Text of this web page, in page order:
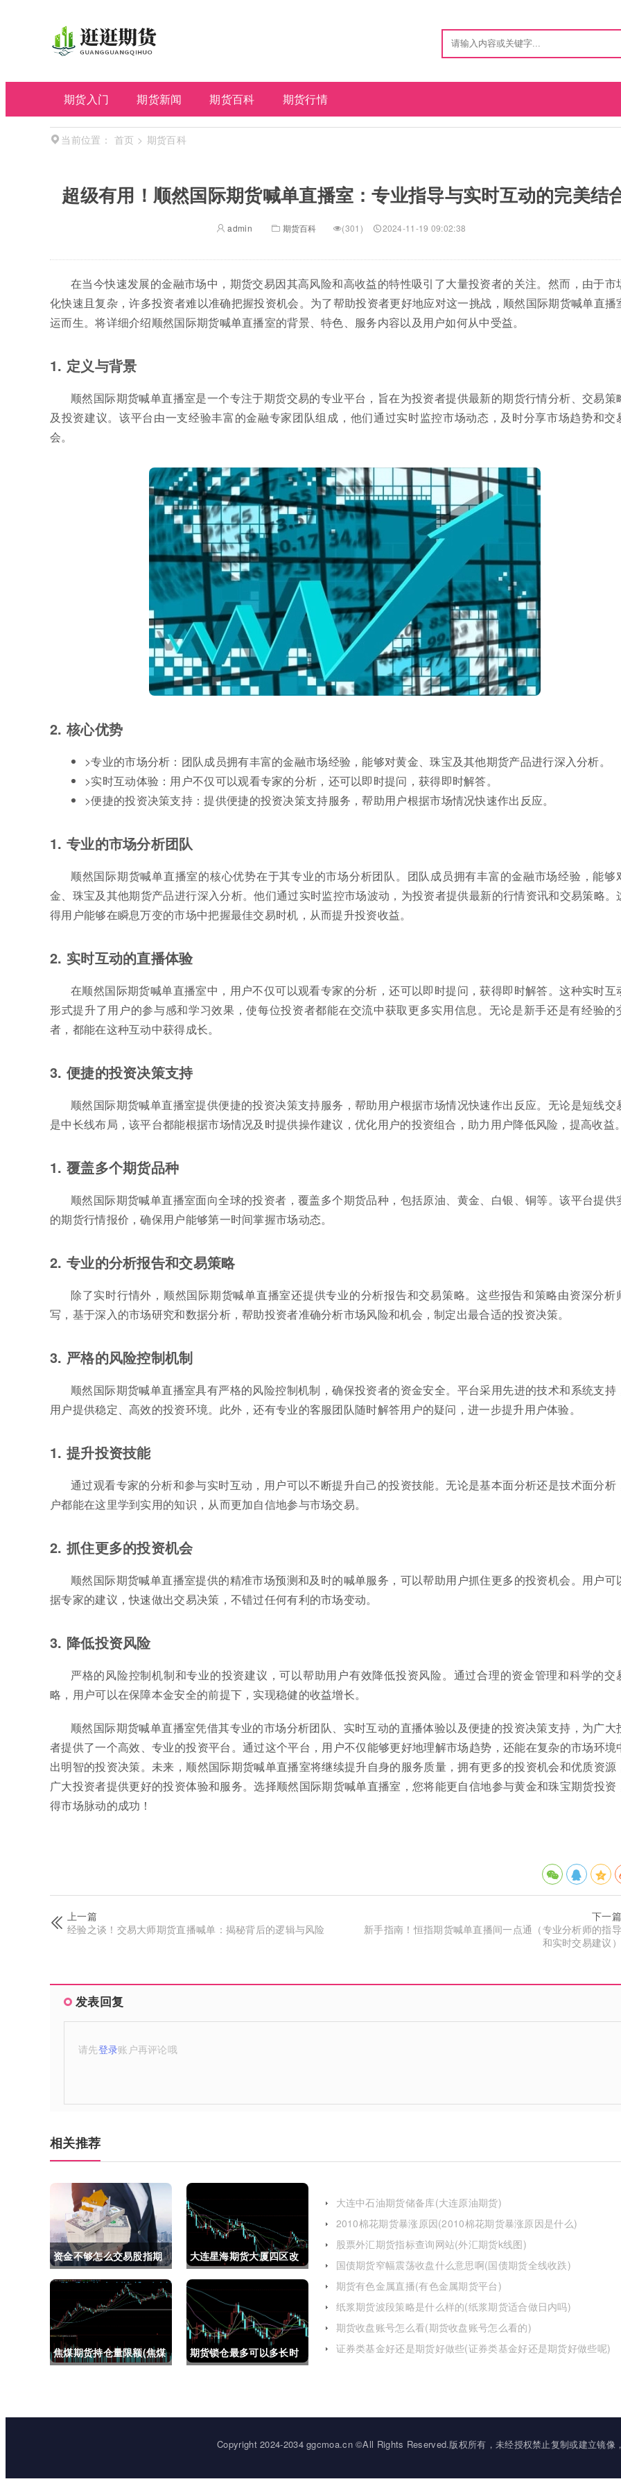
期货入门 期货新闻 期货百科 期货行情
当前位置： 首页 > 期货百科
超级有用！顺然国际期货喊单直播室：专业指导与实时互动的完美结
admin 期货百科 (301) 2024-11-19 09:02:38
在当今快速发展的金融市场中，期货交易因其高风险和高收益的特性吸引了大量投资者的关注。然而，由于市
化快速且复杂，许多投资者难以准确把握投资机会。为了帮助投资者更好地应对这一挑战，顺然国际期货喊单直播
运而生。将详细介绍顺然国际期货喊单直播室的背景、特色、服务内容以及用户如何从中受益。
1. 定义与背景
顺然国际期货喊单直播室是一个专注于期货交易的专业平台，旨在为投资者提供最新的期货行情分析、交易策
及投资建议。该平台由一支经验丰富的金融专家团队组成，他们通过实时监控市场动态，及时分享市场趋势和交
会。
2. 核心优势
>专业的市场分析：团队成员拥有丰富的金融市场经验，能够对黄金、珠宝及其他期货产品进行深入分析。
>实时互动体验：用户不仅可以观看专家的分析，还可以即时提问，获得即时解答。
>便捷的投资决策支持：提供便捷的投资决策支持服务，帮助用户根据市场情况快速作出反应。
1. 专业的市场分析团队
顺然国际期货喊单直播室的核心优势在于其专业的市场分析团队。团队成员拥有丰富的金融市场经验，能够
金、珠宝及其他期货产品进行深入分析。他们通过实时监控市场波动，为投资者提供最新的行情资讯和交易策略。
得用户能够在瞬息万变的市场中把握最佳交易时机，从而提升投资收益。
2. 实时互动的直播体验
在顺然国际期货喊单直播室中，用户不仅可以观看专家的分析，还可以即时提问，获得即时解答。这种实时互
形式提升了用户的参与感和学习效果，使每位投资者都能在交流中获取更多实用信息。无论是新手还是有经验的
者，都能在这种互动中获得成长。
3. 便捷的投资决策支持
顺然国际期货喊单直播室提供便捷的投资决策支持服务，帮助用户根据市场情况快速作出反应。无论是短线交
是中长线布局，该平台都能根据市场情况及时提供操作建议，优化用户的投资组合，助力用户降低风险，提高收益。
1. 覆盖多个期货品种
顺然国际期货喊单直播室面向全球的投资者，覆盖多个期货品种，包括原油、黄金、白银、铜等。该平台提供
的期货行情报价，确保用户能够第一时间掌握市场动态。
2. 专业的分析报告和交易策略
除了实时行情外，顺然国际期货喊单直播室还提供专业的分析报告和交易策略。这些报告和策略由资深分析
写，基于深入的市场研究和数据分析，帮助投资者准确分析市场风险和机会，制定出最合适的投资决策。
3. 严格的风险控制机制
顺然国际期货喊单直播室具有严格的风险控制机制，确保投资者的资金安全。平台采用先进的技术和系统支持
用户提供稳定、高效的投资环境。此外，还有专业的客服团队随时解答用户的疑问，进一步提升用户体验。
1. 提升投资技能
通过观看专家的分析和参与实时互动，用户可以不断提升自己的投资技能。无论是基本面分析还是技术面分析
户都能在这里学到实用的知识，从而更加自信地参与市场交易。
2. 抓住更多的投资机会
顺然国际期货喊单直播室提供的精准市场预测和及时的喊单服务，可以帮助用户抓住更多的投资机会。用户可
据专家的建议，快速做出交易决策，不错过任何有利的市场变动。
3. 降低投资风险
严格的风险控制机制和专业的投资建议，可以帮助用户有效降低投资风险。通过合理的资金管理和科学的交
略，用户可以在保障本金安全的前提下，实现稳健的收益增长。
顺然国际期货喊单直播室凭借其专业的市场分析团队、实时互动的直播体验以及便捷的投资决策支持，为广大
者提供了一个高效、专业的投资平台。通过这个平台，用户不仅能够更好地理解市场趋势，还能在复杂的市场环境
出明智的投资决策。未来，顺然国际期货喊单直播室将继续提升自身的服务质量，拥有更多的投资机会和优质资源
广大投资者提供更好的投资体验和服务。选择顺然国际期货喊单直播室，您将能更自信地参与黄金和珠宝期货投资
得市场脉动的成功！
上一篇
经验之谈！交易大师期货直播喊单：揭秘背后的逻辑与风险
下一篇
新手指南！恒指期货喊单直播间一点通（专业分析师的指导
和实时交易建议）
发表回复
请先登录账户再评论哦
相关推荐
资金不够怎么交易股指期
货(资金不够怎么交易股指
期货呢)
大连星海期货大厦四区改
建(大连星海广场期货大
厦)
焦煤期货持仓量限额(焦煤
期货锁仓最多可以多长时
大连中石油期货储备库(大连原油期货)
2010棉花期货暴涨原因(2010棉花期货暴涨原因是什么)
股票外汇期货指标查询网站(外汇期货k线图)
国债期货窄幅震荡收盘什么意思啊(国债期货全线收跌)
期货有色金属直播(有色金属期货平台)
纸浆期货波段策略是什么样的(纸浆期货适合做日内吗)
期货收盘账号怎么看(期货收盘账号怎么看的)
证券类基金好还是期货好做些(证券类基金好还是期货好做些呢)
Copyright 2024-2034 ggcmoa.cn ©All Rights Reserved.版权所有，未经授权禁止复制或建立镜像